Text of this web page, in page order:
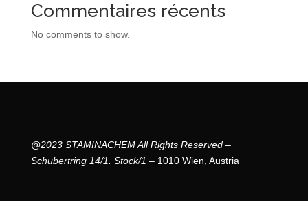
Commentaires récents
No comments to show.
@2023 STAMINACHEM All Rights Reserved –
Schubertring 14/1. Stock/1 – 1010 Wien, Austria